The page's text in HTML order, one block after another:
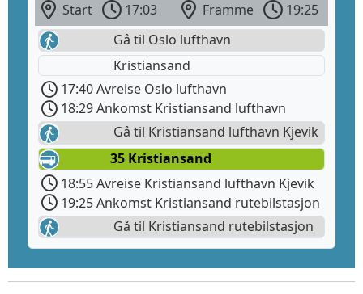
Start 17:03 Framme
19:25
Gå til Oslo lufthavn
Kristiansand
17:40 Avreise Oslo lufthavn
18:29 Ankomst Kristiansand lufthavn
Gå til Kristiansand lufthavn Kjevik
35 Kristiansand
18:55 Avreise Kristiansand lufthavn Kjevik
19:25 Ankomst Kristiansand rutebilstasjon
Gå til Kristiansand rutebilstasjon